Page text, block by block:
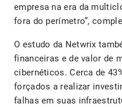
empresa na era da
fora do perímetro”,
O estudo da Netwrix
financeiras e de valor de
cibernéticos. Cerca de
forçados a realizar
falhas em suas